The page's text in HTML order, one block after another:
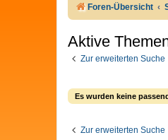
Foren-Übersicht
Aktive
Zur erweiterten Suche
Es wurden keine
Zur erweiterten Suche